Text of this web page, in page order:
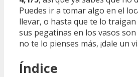
Puedes ir a tomar algo en el
llevar, o hasta que te lo traigan
sus pegatinas en los vasos son
no te lo pienses más, ¡dale un
Índice